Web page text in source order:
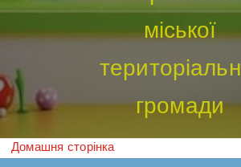
міської
громади
Домашня сторінка